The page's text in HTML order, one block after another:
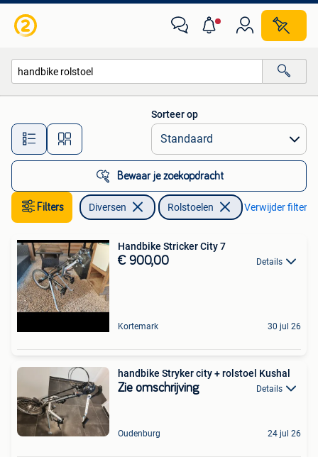
Alle afstanden…
Sorteer op
Bewaar je zoekopdracht
Filters Diversen Rolstoelen Verwijder filters
Handbike Stricker City 7
€ 900,00 Details
Kortemark 30 jul 26
handbike Stryker city + rolstoel Kushal
Zie omschrijving Details
Oudenburg 24 jul 26